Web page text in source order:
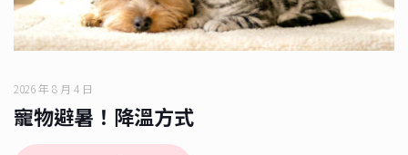
2026 年 8 月 4 日
寵物避暑！降溫方式